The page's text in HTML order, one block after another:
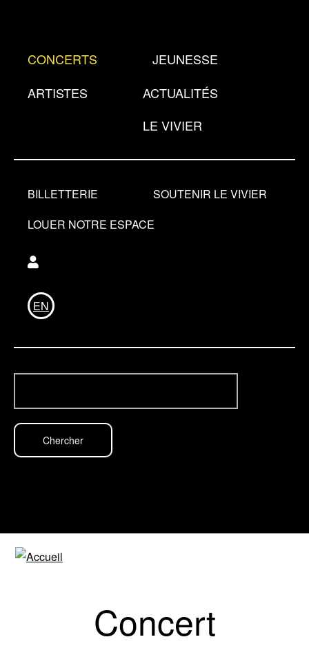
principalCONCERTS
JEUNESSE
ARTISTES
ACTUALITÉS
LE VIVIER
BILLETTERIE
SOUTENIR LE VIVIER
LOUER NOTRE ESPACE
EN
Concert